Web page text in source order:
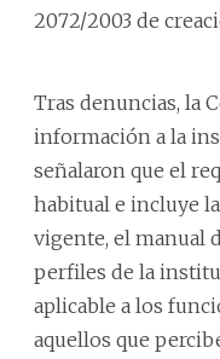
2072/2003 de
Tras denuncias, la
información a la
señalaron que el
habitual e incluye
vigente, el manual
perfiles de la
aplicable a los
aquellos que